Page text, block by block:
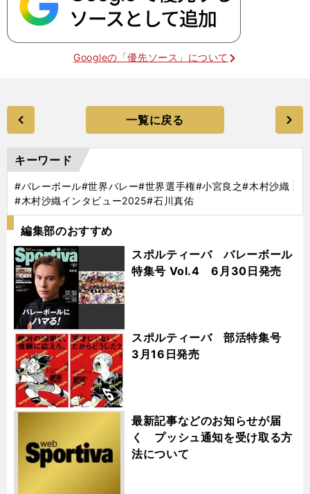
Googleの「優先ソース」について
一覧に戻る
キーワード
#バレーボール#世界バレー#世界選手権#小宮良之#木村沙織
#木村沙織インタビュー2025#石川真佑
編集部のおすすめ
スポルティーバ バレーボール
特集号 Vol.4 6月30日発売
スポルティーバ 部活特集号
3月16日発売
最新記事などのお知らせが届
く プッシュ通知を受け取る方
法について